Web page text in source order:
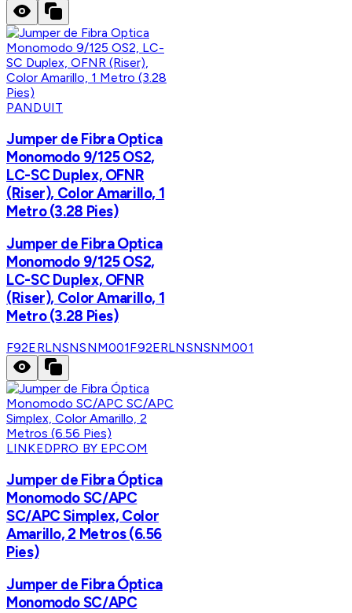
PANDUIT
Jumper de Fibra Optica
Monomodo 9/125 OS2,
LC-SC Duplex, OFNR
(Riser), Color Amarillo, 1
Metro (3.28 Pies)
Jumper de Fibra Optica
Monomodo 9/125 OS2,
LC-SC Duplex, OFNR
(Riser), Color Amarillo, 1
Metro (3.28 Pies)
F92ERLNSNSNM001F92ERLNSNSNM001
LINKEDPRO BY EPCOM
Jumper de Fibra Óptica
Monomodo SC/APC
SC/APC Simplex, Color
Amarillo, 2 Metros (6.56
Pies)
Jumper de Fibra Óptica
Monomodo SC/APC